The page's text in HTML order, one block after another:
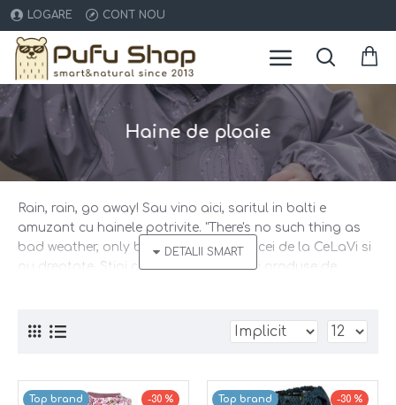
LOGARE CONT NOU
Haine de ploaie
Rain, rain, go away! Sau vino aici, saritul in balti e
amuzant cu hainele potrivite. "There's no such thing as
bad weather, only bad clothing" spun cei de la CeLaVi si
au dreptate. Stiai ca atunci cand alegi produse de
altfel apa se va infiltra pe langa material? Echipeaza-ti
copilul cu hainele de ploaie, cizme de cauciuc si apoi
certificate. Alege smart!
Top brand -30 % Top brand -30 %